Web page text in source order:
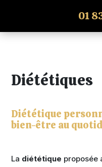
01
Diététiques
Diététique
bien-être au
La diététique proposée